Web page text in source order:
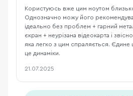
Користуюсь вже цим ноутом близько
Однозначно можу його
ідеально без проблем + гарний
єкран + неурізана відеокарта і
яка легко з цим спраляється. Єдине
це динаміки.
21.07.2025